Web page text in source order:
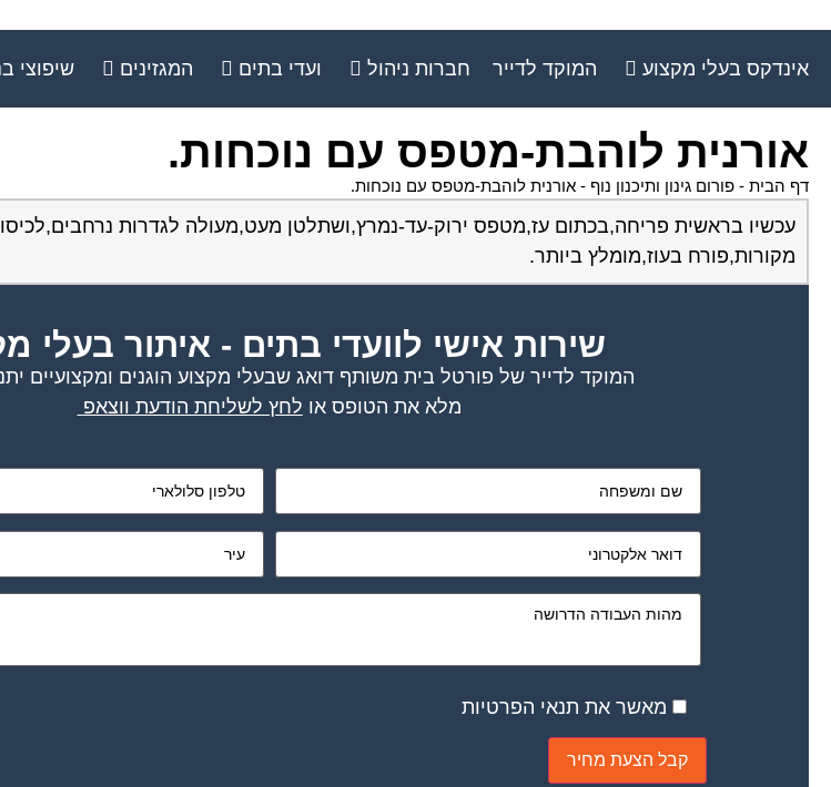
אינדקס בעלי מקצוע המוקד לדייר חברות ניהול ועדי בתים המגזינים שיפוצי
אורנית לוהבת-מטפס עם נוכחות.
דף הבית - פורום גינון ותיכנון נוף - אורנית לוהבת-מטפס עם נוכחות.
עכשיו בראשית פריחה,בכתום עז,מטפס ירוק-עד-נמרץ,ושתלטן מעט,מעולה לגדרות
מקורות,פורח בעוז,מומלץ ביותר.
שירות אישי לוועדי בתים - איתור בעלי
המוקד לדייר של פורטל בית משותף דואג שבעלי מקצוע הוגנים ומקצועיים
מלא את הטופס או לחץ לשליחת הודעת ווצאפ
מאשר את תנאי הפרטיות